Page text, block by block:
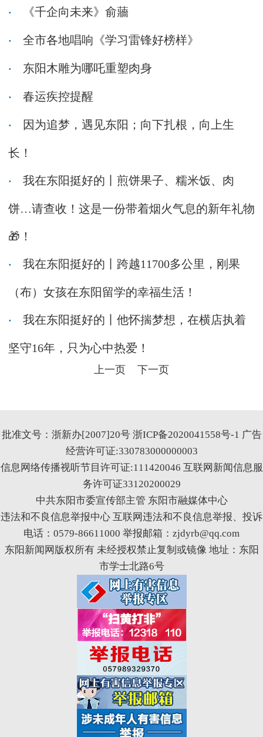
《千企向未来》俞蘠
全市各地唱响《学习雷锋好榜样》
东阳木雕为哪吒重塑肉身
春运疾控提醒
因为追梦，遇见东阳；向下扎根，向上生
长！
我在东阳挺好的丨煎饼果子、糯米饭、肉
饼…请查收！这是一份带着烟火气息的新年礼物
🎁！
我在东阳挺好的丨跨越11700多公里，刚果
（布）女孩在东阳留学的幸福生活！
我在东阳挺好的丨他怀揣梦想，在横店执着
坚守16年，只为心中热爱！
上一页 下一页
批准文号：浙新办[2007]20号 浙ICP备2020041558号-1 广告
经营许可证:330783000000003
信息网络传播视听节目许可证:111420046 互联网新闻信息服
务许可证33120200029
中共东阳市委宣传部主管 东阳市融媒体中心
违法和不良信息举报中心 互联网违法和不良信息举报、投诉
电话：0579-86611000 举报邮箱：zjdyrb@qq.com
东阳新闻网版权所有 未经授权禁止复制或镜像 地址：东阳
市学士北路6号